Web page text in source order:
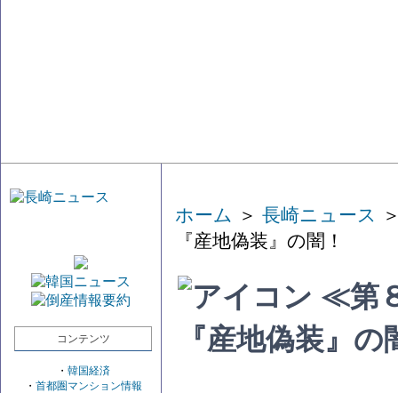
コンテンツ
・ 韓国経済
・ 首都圏マンション情報
ホーム ＞ 長崎ニュース
『産地偽装』の闇！
≪第
『産地偽装』の